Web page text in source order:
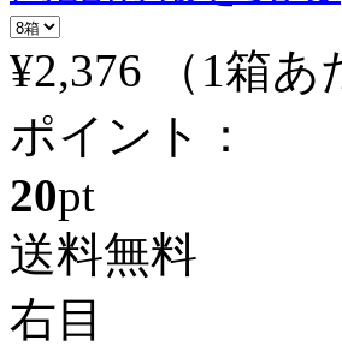
¥2,376
（1箱あ
ポイント：
20pt
送料無料
右目